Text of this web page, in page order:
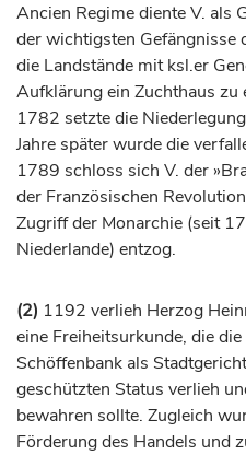
Ancien Regime diente V. als
der wichtigsten Gefängnisse
die Landstände mit ksl.er
Aufklärung ein Zuchthaus
1782 setzte die
Jahre später wurde die
1789 schloss sich V. der
der Französischen
Zugriff der Monarchie (seit
Niederlande) entzog.
(2) 1192 verlieh Herzog
eine Freiheitsurkunde, die
Schöffenbank als
geschützten Status verlieh
bewahren sollte. Zugleich
Förderung des Handels und